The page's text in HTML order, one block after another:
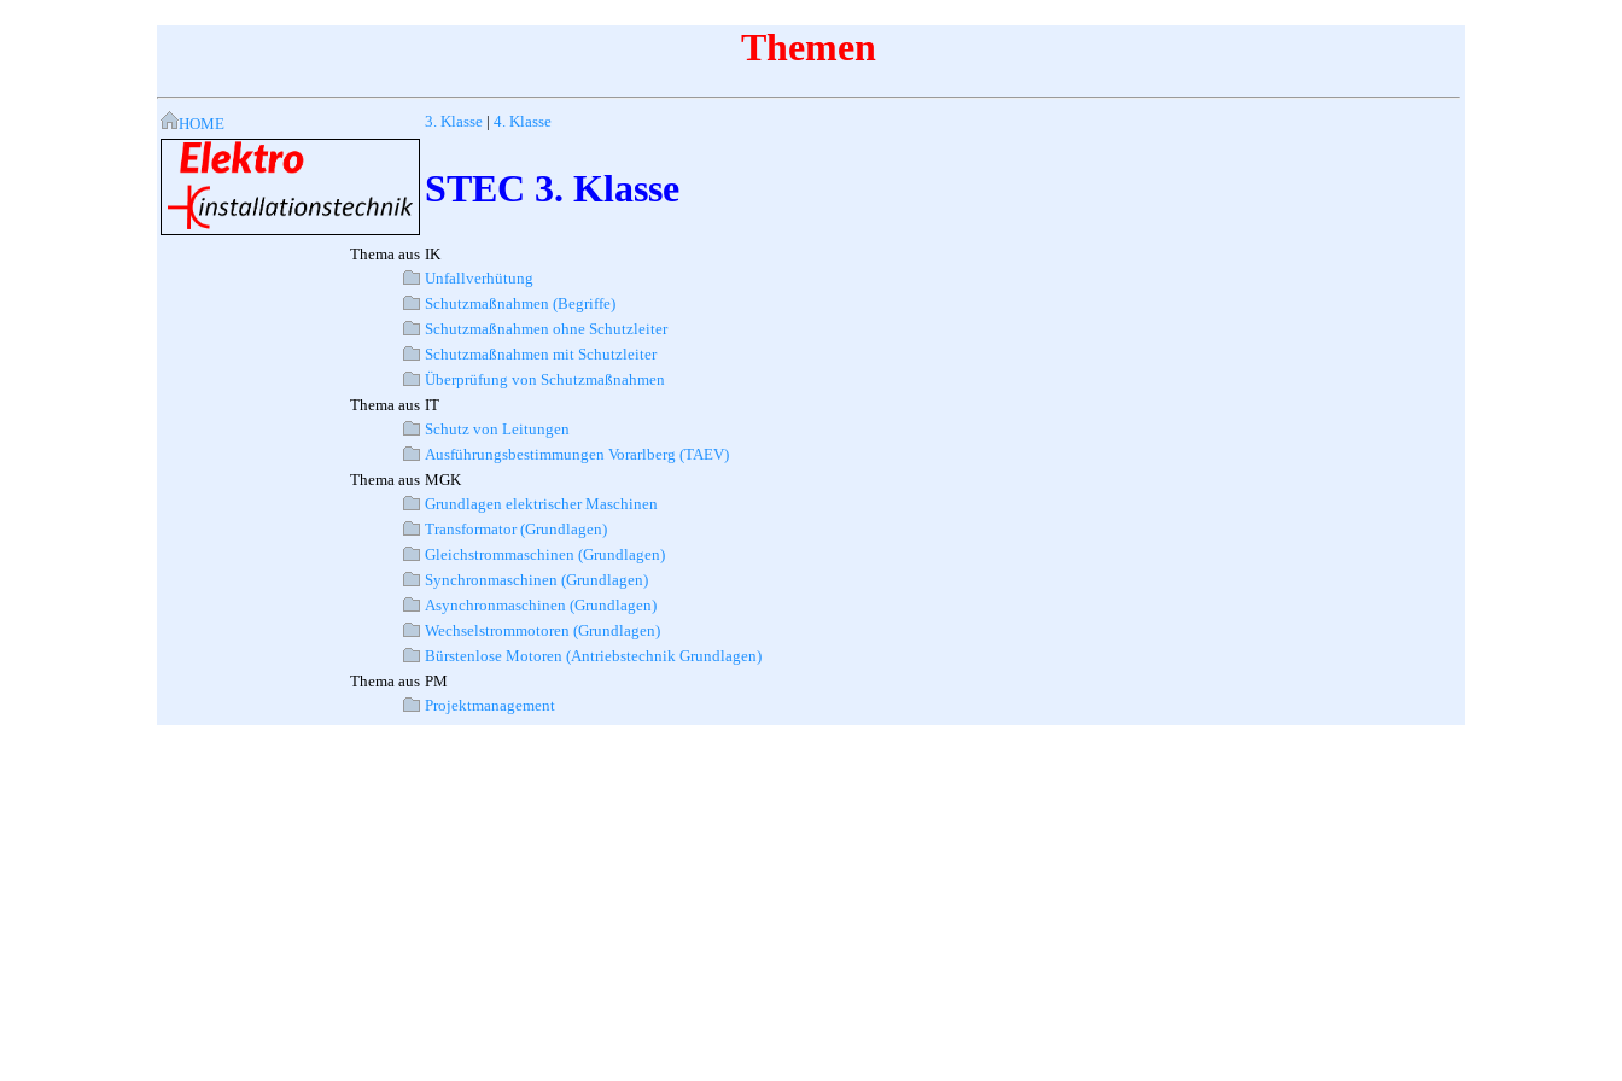
Themen
HOME 3. Klasse | 4. Klasse
STEC 3. Klasse
Thema aus IK
Unfallverhütung
Schutzmaßnahmen (Begriffe)
Schutzmaßnahmen ohne Schutzleiter
Schutzmaßnahmen mit Schutzleiter
Überprüfung von Schutzmaßnahmen
Thema aus IT
Schutz von Leitungen
Ausführungsbestimmungen Vorarlberg (TAEV)
Thema aus MGK
Grundlagen elektrischer Maschinen
Transformator (Grundlagen)
Gleichstrommaschinen (Grundlagen)
Synchronmaschinen (Grundlagen)
Asynchronmaschinen (Grundlagen)
Wechselstrommotoren (Grundlagen)
Bürstenlose Motoren (Antriebstechnik Grundlagen)
Thema aus PM
Projektmanagement